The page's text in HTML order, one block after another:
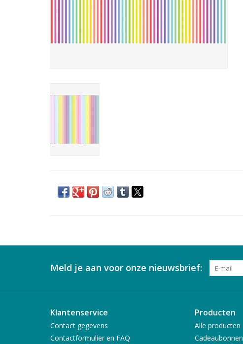
Meld je aan voor onze nieuwsbrief:
Klantenservice
Contact gegevens
Contactformulier en FAQ
Producten
Alle producten
Cadeaubonnen